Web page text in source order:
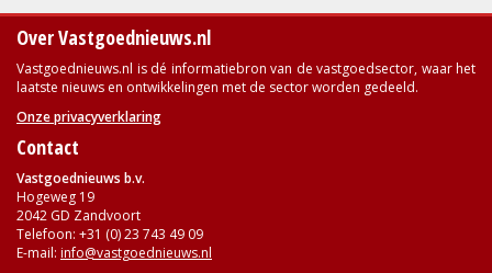
Over Vastgoednieuws.nl
Vastgoednieuws.nl is dé informatiebron van de vastgoedsector, waar het
laatste nieuws en ontwikkelingen met de sector worden gedeeld.
Onze privacyverklaring
Contact
Vastgoednieuws b.v.
Hogeweg 19
2042 GD Zandvoort
Telefoon: +31 (0) 23 743 49 09
E-mail: info@vastgoednieuws.nl